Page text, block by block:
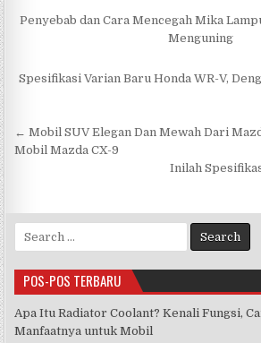
Penyebab dan Cara Mencegah Mika
Menguning
Spesifikasi Varian Baru Honda WR-V,
Navigasi
pos
← Mobil SUV Elegan Dan Mewah Dari
Mobil Mazda CX-9
Inilah
Search
for:
POS-POS TERBARU
Apa Itu Radiator Coolant? Kenali Fungsi,
Manfaatnya untuk Mobil